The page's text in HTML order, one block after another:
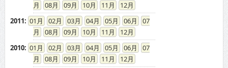
08
09 10 11
12
2011: 01 02 03 04 05 06
07
08
09 10 11
12
2010: 01 02 03 04 05 06
07
08
09 10 11
12